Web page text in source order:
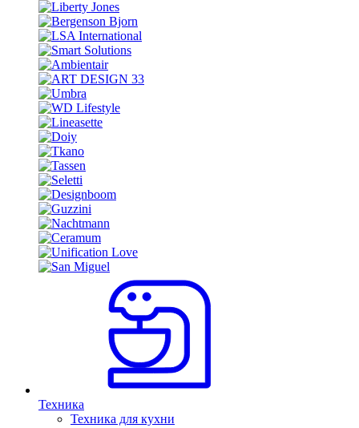
Техника
Техника для кухни